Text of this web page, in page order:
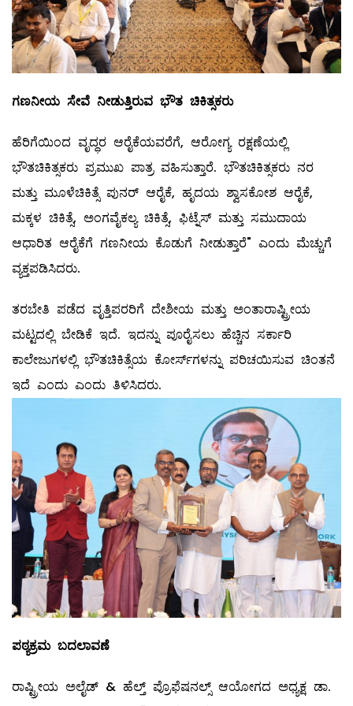
ಗಣನೀಯ ಸೇವೆ ನೀಡುತ್ತಿರುವ ಭೌತ ಚಿಕಿತ್ಸಕರು
ಹೆರಿಗೆಯಿಂದ ವೃದ್ಧರ ಆರೈಕೆಯವರೆಗೆ, ಆರೋಗ್ಯ ರಕ್ಷಣೆಯಲ್ಲಿ
ಭೌತಚಿಕಿತ್ಸಕರು ಪ್ರಮುಖ ಪಾತ್ರ ವಹಿಸುತ್ತಾರೆ. ಭೌತಚಿಕಿತ್ಸಕರು ನರ
ಮತ್ತು ಮೂಳೆಚಿಕಿತ್ಸೆ ಪುನರ್‌ ಆರೈಕೆ, ಹೃದಯ ಶ್ವಾಸಕೋಶ ಆರೈಕೆ,
ಮಕ್ಕಳ ಚಿಕಿತ್ಸೆ, ಅಂಗವೈಕಲ್ಯ ಚಿಕಿತ್ಸೆ, ಫಿಟ್ನೆಸ್ ಮತ್ತು ಸಮುದಾಯ
ಆಧಾರಿತ ಆರೈಕೆಗೆ ಗಣನೀಯ ಕೊಡುಗೆ ನೀಡುತ್ತಾರೆ" ಎಂದು ಮೆಚ್ಚುಗೆ
ವ್ಯಕ್ತಪಡಿಸಿದರು.
ತರಬೇತಿ ಪಡೆದ ವೃತ್ತಿಪರರಿಗೆ ದೇಶೀಯ ಮತ್ತು ಅಂತಾರಾಷ್ಟ್ರೀಯ
ಮಟ್ಟದಲ್ಲಿ ಬೇಡಿಕೆ ಇದೆ. ಇದನ್ನು ಪೂರೈಸಲು ಹೆಚ್ಚಿನ ಸರ್ಕಾರಿ
ಕಾಲೇಜುಗಳಲ್ಲಿ ಭೌತಚಿಕಿತ್ಸೆಯ ಕೋರ್ಸ್‌ಗಳನ್ನು ಪರಿಚಯಿಸುವ ಚಿಂತನೆ
ಇದೆ ಎಂದು ಎಂದು ತಿಳಿಸಿದರು.
ಪಠ್ಯಕ್ರಮ ಬದಲಾವಣೆ
ರಾಷ್ಟ್ರೀಯ ಅಲೈಡ್ & ಹೆಲ್ತ್ ಪ್ರೊಫೆಷನಲ್ಸ್ ಆಯೋಗದ ಅಧ್ಯಕ್ಷ ಡಾ.